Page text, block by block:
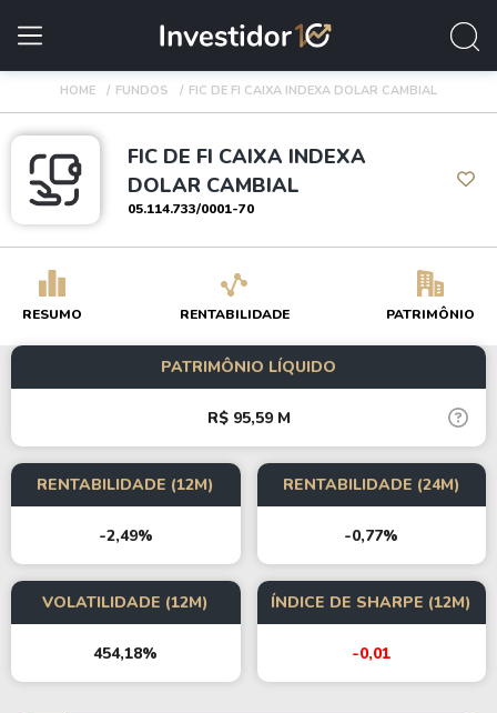
HOME FUNDOS FIC DE FI CAIXA INDEXA DOLAR CAMBIAL
FIC DE FI CAIXA INDEXA
DOLAR CAMBIAL
05.114.733/0001-70
RESUMO RENTABILIDADE PATRIMÔNIO
PATRIMÔNIO LÍQUIDO
R$ 95,59 M
RENTABILIDADE (12M)
-2,49%
RENTABILIDADE (24M)
-0,77%
VOLATILIDADE (12M)
454,18%
ÍNDICE DE SHARPE (12M)
-0,01